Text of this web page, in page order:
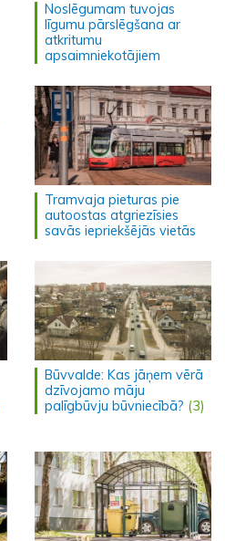
Noslēgumam tuvojas
līgumu pārslēgšana ar
atkritumu
apsaimniekotājiem
Tramvaja pieturas pie
autoostas atgriezīsies
savās iepriekšējās vietās
Būvvalde: Kas jāņem vērā
dzīvojamo māju
palīgbūvju būvniecībā? (3)